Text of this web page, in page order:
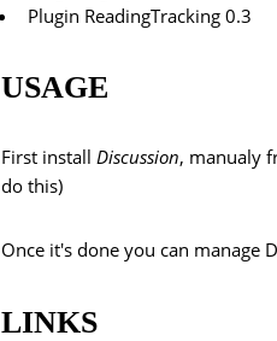
Plugin ReadingTracking 0.3
USAGE
First install Discussion, manualy
do this)
Once it's done you can manage
LINKS